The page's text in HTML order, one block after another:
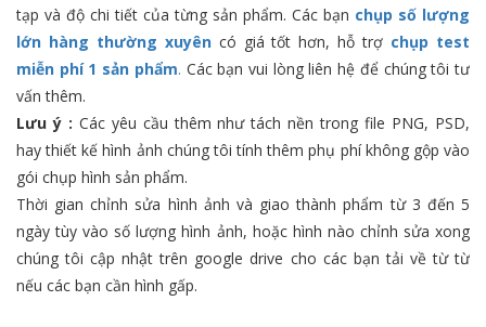
tạp và độ chi tiết của từng sản phẩm. Các bạn chụp số lượng
lớn hàng thường xuyêncó giá tốt hơn, hỗ trợ chụp test
miễn phí 1 sản phẩm. Các bạn vui lòng liên hệ để chúng tôi tư
vấn thêm.
Lưu ý : Các yêu cầu thêm như tách nền trong file PNG, PSD,
hay thiết kế hình ảnh chúng tôi tính thêm phụ phí không gộp vào
gói chụp hình sản phẩm.
Thời gian chỉnh sửa hình ảnh và giao thành phẩm từ 3 đến 5
ngày tùy vào số lượng hình ảnh, hoặc hình nào chỉnh sửa xong
chúng tôi cập nhật trên google drive cho các bạn tải về từ từ
nếu các bạn cần hình gấp.